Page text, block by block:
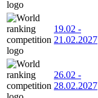
19.02 -
21.02.2027
26.02 -
28.02.2027